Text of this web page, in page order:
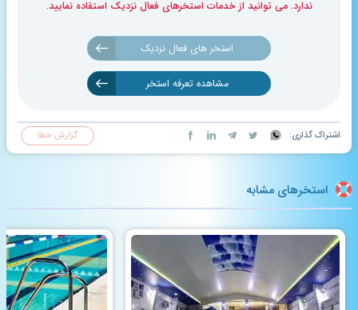
ندارد. می توانید از خدمات استخرهای فعال نزدیک استفاده نمایید.
استخر های فعال نزدیک
مشاهده تعرفه استخر
اشتراک گذاری: گزارش خطا
استخرهای مشابه